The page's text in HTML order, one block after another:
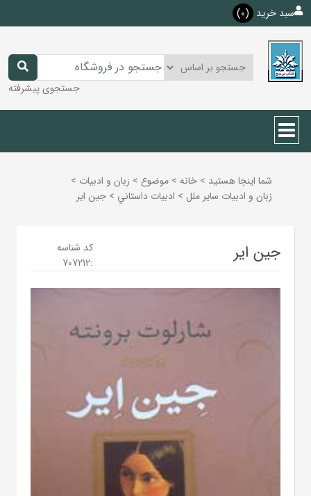
سبد خرید (0)
جستجوی پیشرفته
شما اینجا هستید > خانه > موضوع > زبان و ادبيات >
زبان و ادبيات ساير ملل > ادبيات داستاني > جین ایر
جین ایر
کد شناسه
:
707212